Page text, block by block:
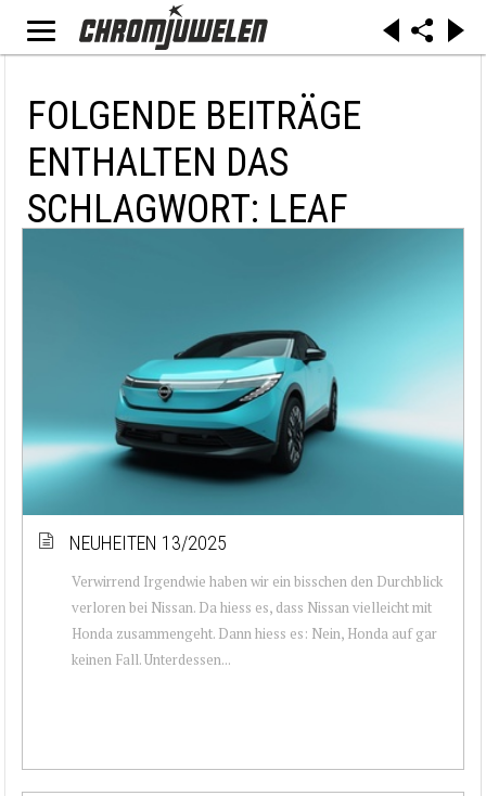
FOLGENDE BEITRÄGE
ENTHALTEN DAS
SCHLAGWORT: LEAF
NEUHEITEN 13/2025
Verwirrend Irgendwie haben wir ein bisschen den Durchblick
verloren bei Nissan. Da hiess es, dass Nissan vielleicht mit
Honda zusammengeht. Dann hiess es: Nein, Honda auf gar
keinen Fall. Unterdessen...